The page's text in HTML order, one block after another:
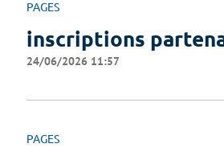
PAGES
inscriptions
24/06/2026 11:57
PAGES